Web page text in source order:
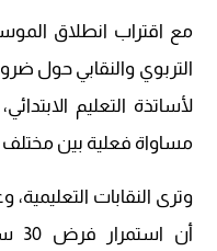
مع اقتراب انطلاق
التربوي والنقابي حول
لأساتذة التعليم
مساواة فعلية بين مختلف
وترى النقابات التعليمية،